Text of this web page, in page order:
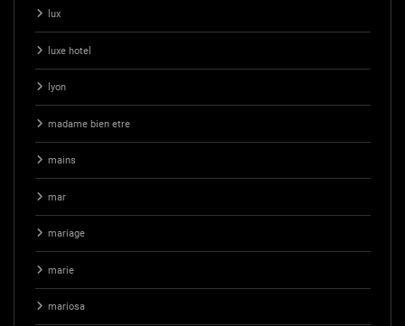
lux
luxe hotel
lyon
madame bien etre
mains
mar
mariage
marie
mariosa